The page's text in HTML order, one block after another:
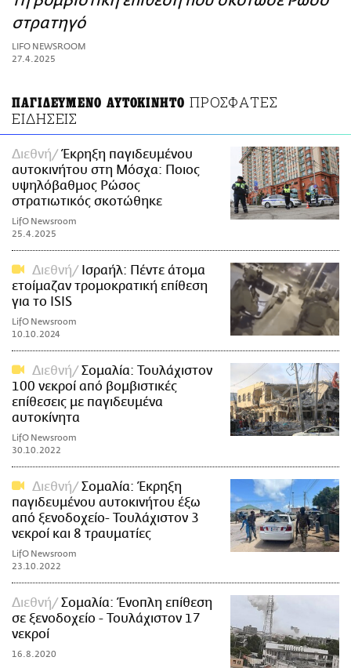
ΑΜΠΑ
PRINT
στρατηγό
LIFO NEWSROOM
27.4.2025
ΠΑΓΙΔΕΥΜΕΝΟ ΑΥΤΟΚΙΝΗΤΟ ΠΡΟΣΦΑΤΕΣ
ΕΙΔΗΣΕΙΣ
Διεθνή
Έκρηξη παγιδευμένου
αυτοκινήτου στη Μόσχα: Ποιος
υψηλόβαθμος Ρώσος
στρατιωτικός σκοτώθηκε
LifO Newsroom
25.4.2025
Διεθνή
Ισραήλ: Πέντε άτομα
ετοίμαζαν τρομοκρατική επίθεση
για το ISIS
LifO Newsroom
10.10.2024
Διεθνή
Σομαλία: Τουλάχιστον
100 νεκροί από βομβιστικές
επίθεσεις με παγιδευμένα
αυτοκίνητα
LifO Newsroom
30.10.2022
Διεθνή
Σομαλία: Έκρηξη
παγιδευμένου αυτοκινήτου έξω
από ξενοδοχείο- Τουλάχιστον 3
νεκροί και 8 τραυματίες
LifO Newsroom
23.10.2022
Διεθνή
Σομαλία: Ένοπλη επίθεση
σε ξενοδοχείο - Τουλάχιστον 17
νεκροί
16.8.2020